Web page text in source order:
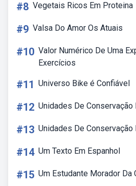
#8 Vegetais Ricos Em Proteina
#9 Valsa Do Amor Os Atuais
#10 Valor Numérico De Uma
Exercícios
#11 Universo Bike é Confiável
#12 Unidades De Conservação
#13 Unidades De Conservação
#14 Um Texto Em Espanhol
#15 Um Estudante Morador Da